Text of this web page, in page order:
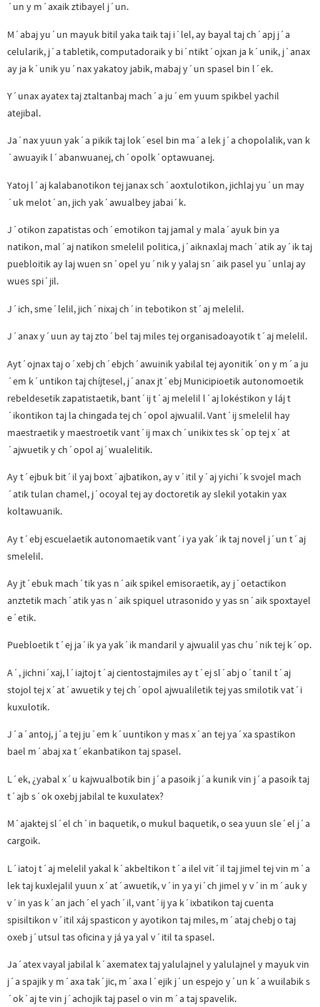
´un y m´axaik ztibayel j´un.
M´abaj yu´un mayuk bitil yaka taik taj i´lel, ay bayal taj ch´apj j´a
celularik, j´a tabletik, computadoraik y bi´ntikt´ojxan ja k´unik, j´anax
ay ja k´unik yu´nax yakatoy jabik, mabaj y´un spasel bin l´ek.
Y´unax ayatex taj ztaltanbaj mach´a ju´em yuum spikbel yachil
atejibal.
Ja´nax yuun yak´a pikik taj lok´esel bin ma´a lek j´a chopolalik, van k
´awuayik l´abanwuanej, ch´opolk´optawuanej.
Yatoj l´aj kalabanotikon tej janax sch´aoxtulotikon, jichlaj yu´un may
´uk melot´an, jich yak´awualbey jabai´k.
J´otikon zapatistas och´emotikon taj jamal y mala´ayuk bin ya
natikon, mal´aj natikon smelelil politica, j´aiknaxlaj mach´atik ay´ik taj
puebloitik ay laj wuen sn´opel yu´nik y yalaj sn´aik pasel yu´unlaj ay
wues spi´jil.
J´ich, sme´lelil, jich´nixaj ch´in tebotikon st´aj melelil.
J´anax y´uun ay taj zto´bel taj miles tej organisadoayotik t´aj melelil.
Ayt´ojnax taj o´xebj ch´ebjch´awuinik yabilal tej ayonitik´on y m´a ju
´em k´untikon taj chíjtesel, j´anax jt´ebj Municipioetik autonomoetik
rebeldesetik zapatistaetik, bant´ij t´aj melelil l´aj lokéstikon y láj t
´ikontikon taj la chingada tej ch´opol ajwualil. Vant´ij smelelil hay
maestraetik y maestroetik vant´ij max ch´unikix tes sk´op tej x´at
´ajwuetik y ch´opol aj´wualelitik.
Ay t´ejbuk bit´il yaj boxt´ajbatikon, ay v´itil y´aj yichi´k svojel mach
´atik tulan chamel, j´ocoyal tej ay doctoretik ay slekil yotakin yax
koltawuanik.
Ay t´ebj escuelaetik autonomaetik vant´i ya yak´ik taj novel j´un t´aj
smelelil.
Ay jt´ebuk mach´tik yas n´aik spikel emisoraetik, ay j´oetactikon
anztetik mach´atik yas n´aik spiquel utrasonido y yas sn´aik spoxtayel
e´etik.
Puebloetik t´ej ja´ik ya yak´ik mandaril y ajwualil yas chu´nik tej k´op.
A´, jichni´xaj, l´iajtoj t´aj cientostajmiles ay t´ej sl´abj o´tanil t´aj
stojol tej x´at´awuetik y tej ch´opol ajwualiletik tej yas smilotik vat´i
kuxulotik.
J´a´antoj, j´a tej ju´em k´uuntikon y mas x´an tej ya´xa spastikon
bael m´abaj xa t´ekanbatikon taj spasel.
L´ek, ¿yabal x´u kajwualbotik bin j´a pasoik j´a kunik vin j´a pasoik taj
t´ajb s´ok oxebj jabilal te kuxulatex?
M´ajaktej sl´el ch´in baquetik, o mukul baquetik, o sea yuun sle´el j´a
cargoik.
L´iatoj t´aj melelil yakal k´akbeltikon t´a ilel vit´il taj jimel tej vin m´a
lek taj kuxlejalil yuun x´at´awuetik, v´in ya yi´ch jimel y v´in m´auk y
v´in yas k´an jach´el yach´il, vant´ij ya k´ixbatikon taj cuenta
spisiltikon v´itil xáj spasticon y ayotikon taj miles, m´ataj chebj o taj
oxeb j´utsul tas oficina y já ya yal v´itil ta spasel.
Ja´atex vayal jabilal k´axematex taj yalulajnel y yalulajnel y mayuk vin
j´a spajik y m´axa tak´jic, m´axa l´ejik j´un espejo y´un k´a wuilabik s
´ok´aj te vin j´achojik taj pasel o vin m´a taj spavelik.